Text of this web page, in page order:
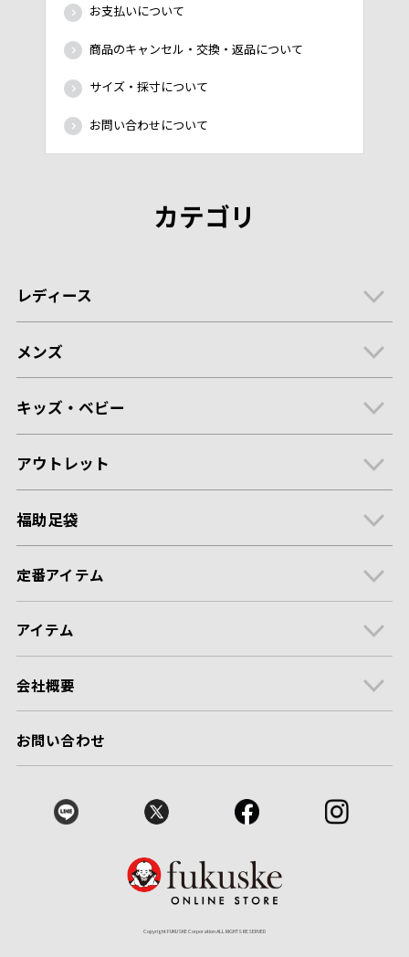
お支払いについて
商品のキャンセル・交換・返品について
サイズ・採寸について
お問い合わせについて
カテゴリ
レディース
メンズ
キッズ・ベビー
アウトレット
福助足袋
定番アイテム
アイテム
会社概要
お問い合わせ
Copyright FUKUSKE Corporation ALL RIGHTS RESERVED